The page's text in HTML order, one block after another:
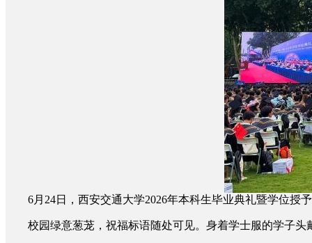
6月24日，西安交通大学2026年本科生毕业典礼暨学位
校园绿意葱茏，祝福标语随处可见。身着学士服的学子头